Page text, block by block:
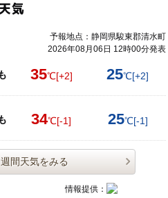
気
予報地点：静岡県駿東郡清水町
2026年08月06日 12時00分発表
35℃[+2] 25℃[+2]
34℃[-1] 25℃[-1]
間天気をみる
情報提供：